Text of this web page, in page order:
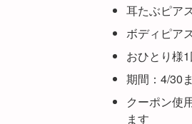
耳たぶピア
ボディピア
おひとり様
期間：4/30
クーポン使
ます